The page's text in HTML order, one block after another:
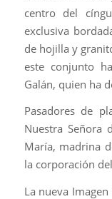
centro del
exclusiva
de hojilla y
este conjunto
Galán, quien ha
Pasadores de
Nuestra Señora
María, madrina
la corporación
La nueva